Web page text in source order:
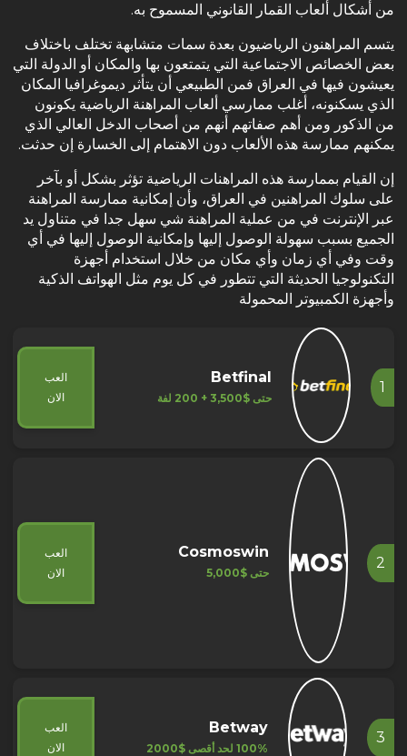
من أشكال ألعاب القمار القانوني المسموح به.
‏يتسم المراهنون الرياضيون بعدة سمات متشابهة تختلف باختلاف
بعض الخصائص الاجتماعية التي يتمتعون بها والمكان أو الدولة التي
يعيشون فيها في العراق فمن الطبيعي أن يتأثر ديموغرافيا المكان
الذي يسكنونه، أغلب ممارسي ألعاب المراهنة الرياضية يكونون
من الذكور ومن أهم صفاتهم أنهم من أصحاب الدخل العالي الذي
يمكنهم ممارسة هذه الألعاب دون الاهتمام إلى الخسارة إن حدثت.
‏إن القيام بممارسة هذه المراهنات الرياضية تؤثر بشكل أو بآخر
على سلوك المراهنين في العراق، وأن إمكانية ممارسة المراهنة
عبر الإنترنت في من عملية المراهنة شي سهل جدا في متناول يد
الجميع بسبب سهولة الوصول إليها وإمكانية الوصول إليها في أي
وقت وفي أي زمان وأي مكان من خلال استخدام أجهزة
التكنولوجيا الحديثة التي تتطور في كل يوم مثل الهواتف الذكية
وأجهزة الكمبيوتر المحمولة
1
Betfinal
حتى $3,500 + 200 لفة
العب
الان
2
Cosmoswin
حتى $5,000
العب
الان
3
Betway
100% لحد أقصى $2000
العب
الان